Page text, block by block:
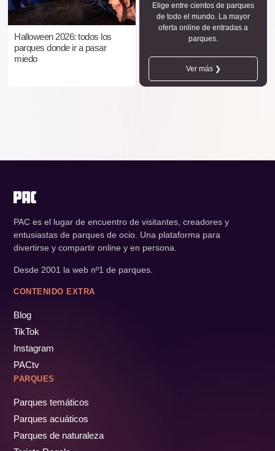
Halloween 2026: todos los
parques donde ir a pasar
miedo
Elige entre cientos de parques
de todo el mundo. La mayor
oferta online de entradas a
parques.
Ver más ❯
PAC es el lugar de encuentro de visitantes, creadores y
entusiastas de parques de ocio. Una plataforma para
divertirse y compartir online y en persona.
Desde 2001 la web nº1 de parques.
CONTENIDO EXTRA
Blog
TikTok
Instagram
PACtv
PARQUES
Parques temáticos
Parques acuáticos
Parques de naturaleza